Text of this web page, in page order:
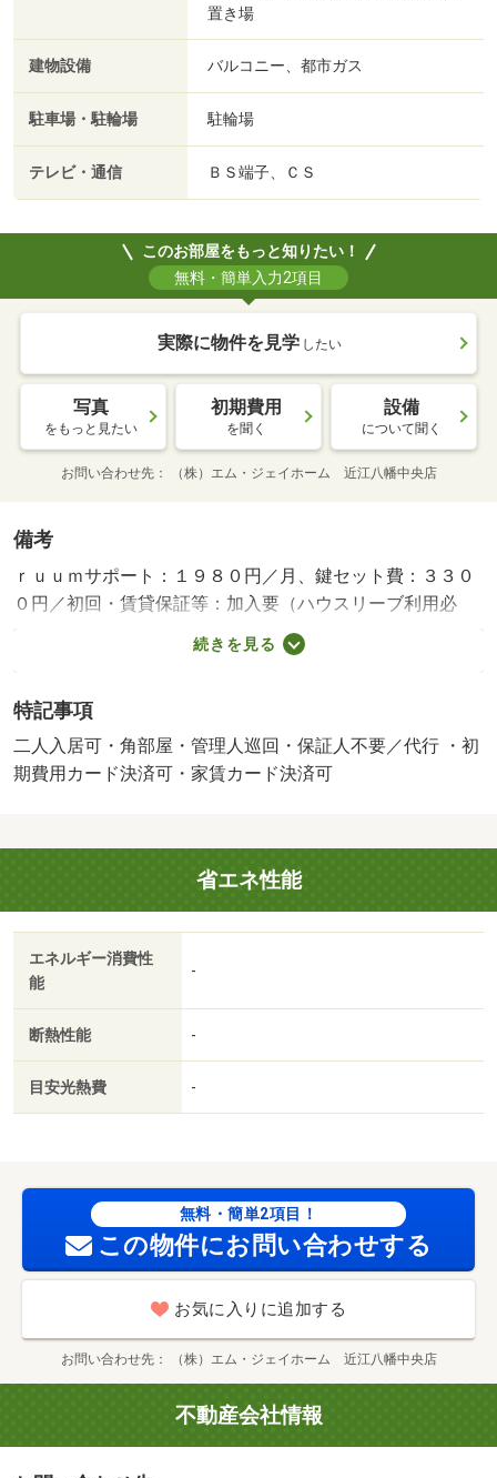
置き場
建物設備 バルコニー、都市ガス
駐車場・駐輪場 駐輪場
テレビ・通信 ＢＳ端子、ＣＳ
このお部屋をもっと知りたい！
無料・簡単入力2項目
実際に物件を見学 したい
写真
をもっと見たい
初期費用
を聞く
設備
について聞く
お問い合わせ先 （株）エム・ジェイホーム 近江八幡中央店
備考
ｒｕｕｍサポート：１９８０円／月、鍵セット費：３３０
０円／初回・賃貸保証等：加入要（ハウスリーブ利用必
須 初回保証料 ２２，０００円、月額総賃料の２．
２％）・維持費等：町会費５５０円／月・管理形態／管理
す！・バイク置場：なし・駐輪場：有/定額補修費 60000
円
続きを見る
特記事項
二人入居可・角部屋・管理人巡回・保証人不要／代行 ・初
期費用カード決済可・家賃カード決済可
省エネ性能
エネルギー消費性
能
-
断熱性能 -
目安光熱費 -
無料・簡単2項目！
この物件にお問い合わせする
お気に入りに追加する
お問い合わせ先 （株）エム・ジェイホーム 近江八幡中央店
不動産会社情報